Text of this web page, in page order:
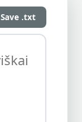
Save .txt